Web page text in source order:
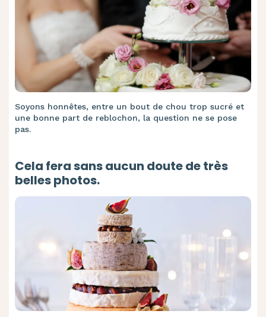
Soyons honnêtes, entre un bout de chou trop sucré et
une bonne part de reblochon, la question ne se pose
pas.
Cela fera sans aucun doute de très
belles photos.